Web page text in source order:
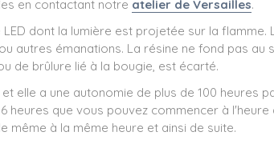
en contactant notre atelier de Versailles.
dont la lumière est projetée sur la flamme.
autres émanations. La résine ne fond pas au
de brûlure lié à la bougie, est écarté.
elle a une autonomie de plus de 100 heures
heures que vous pouvez commencer à
même à la même heure et ainsi de suite.